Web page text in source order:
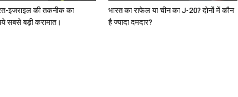
इजराइल की तकनीक का
सबसे बड़ी करामात।
भारत का राफेल या चीन का J-20? दोनों में कौन
है ज्यादा दमदार?